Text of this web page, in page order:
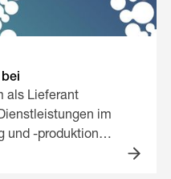
als Lieferant
im
und -produktion